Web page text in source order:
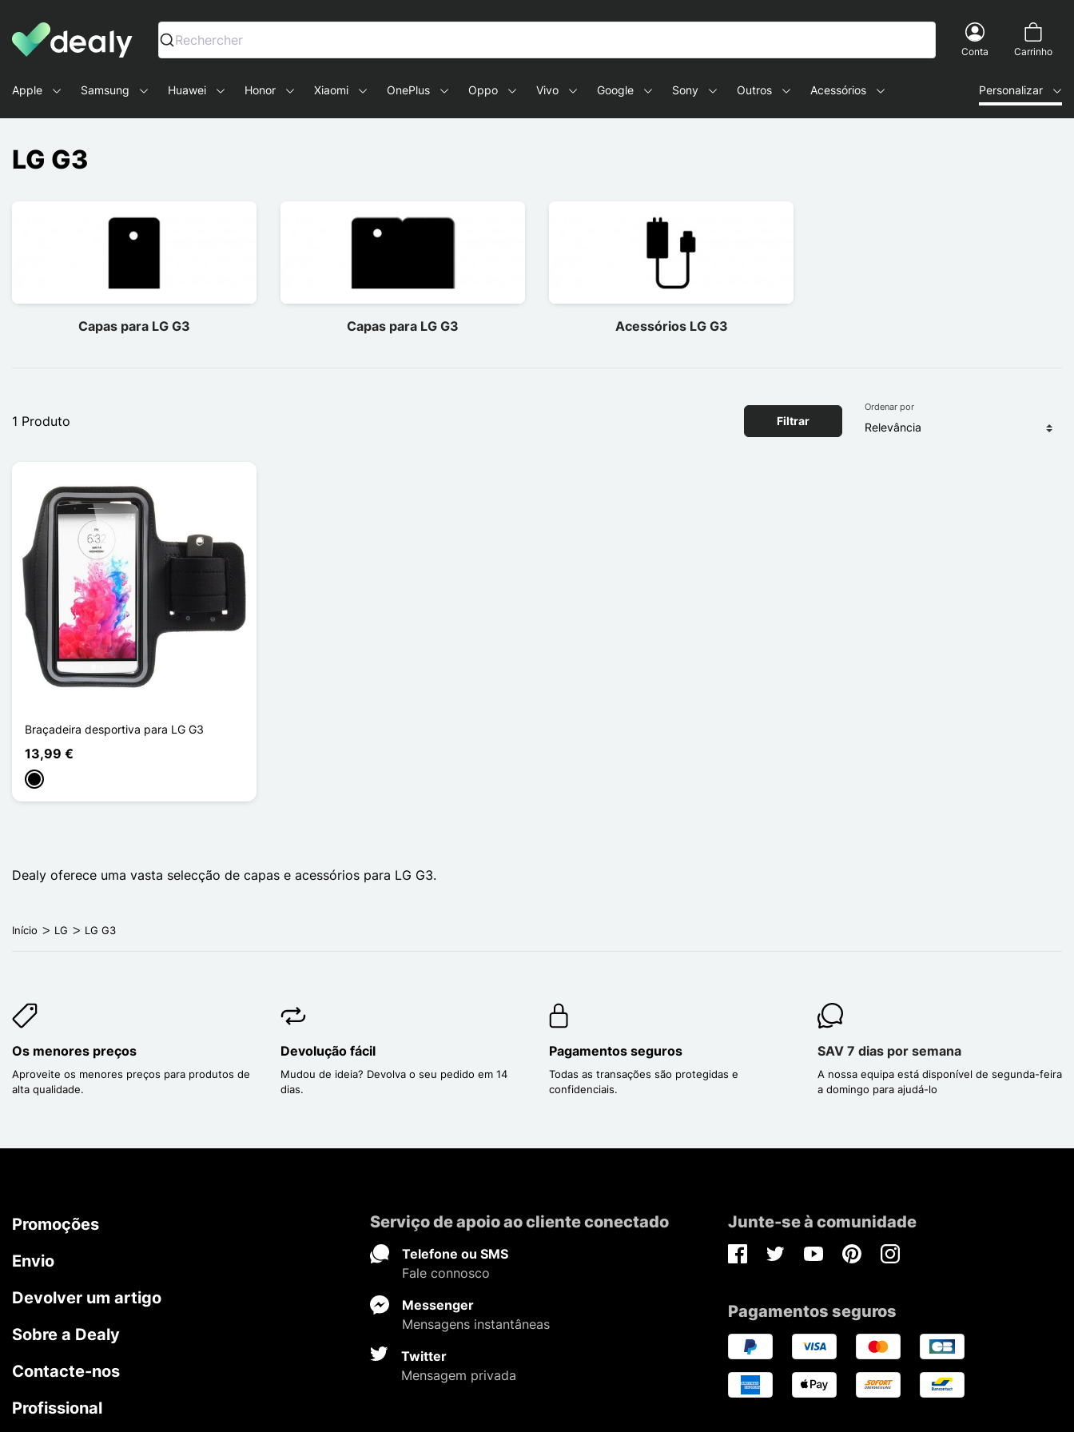
Dealy - Capas e acessórios para smartphones e tablets
Rechercher
Conta Carrinho
Apple Samsung Huawei Honor Xiaomi OnePlus Oppo Vivo Google Sony Outros Acessórios Personalizar
LG G3
Capas para LG G3 Capas para LG G3 Acessórios LG G3
1 Produto Filtrar
Ordenar por
Braçadeira desportiva para LG G3
13,99 €
Preto
Dealy oferece uma vasta selecção de capas e acessórios para LG G3.
Início LG LG G3
Os menores preços
Aproveite os menores preços para produtos de
alta qualidade.
Devolução fácil
Mudou de ideia? Devolva o seu pedido em 14
dias.
Pagamentos seguros
Todas as transações são protegidas e
confidenciais.
SAV 7 dias por semana
A nossa equipa está disponível de segunda-feira
a domingo para ajudá-lo
Promoções
Envio
Devolver um artigo
Sobre a Dealy
Contacte-nos
Profissional
Serviço de apoio ao cliente conectado
Telefone ou SMS
Fale connosco
Messenger
Mensagens instantâneas
Twitter
Mensagem privada
Junte-se à comunidade
FacebookTwitterYoutubePinterestInstagram
Pagamentos seguros